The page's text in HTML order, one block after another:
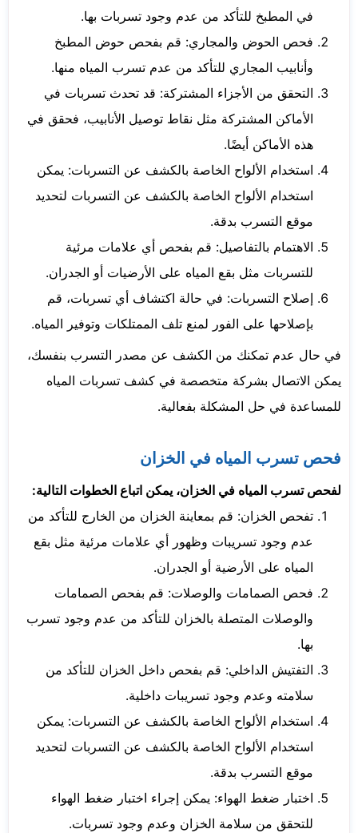
في المطبخ للتأكد من عدم وجود تسربات بها.
فحص الحوض والمجاري: قم بفحص حوض المطبخ
وأنابيب المجاري للتأكد من عدم تسرب المياه منها.
التحقق من الأجزاء المشتركة: قد تحدث تسربات في
الأماكن المشتركة مثل نقاط توصيل الأنابيب، فحقق في
هذه الأماكن أيضًا.
استخدام الألواح الخاصة بالكشف عن التسربات: يمكن
استخدام الألواح الخاصة بالكشف عن التسربات لتحديد
موقع التسرب بدقة.
الاهتمام بالتفاصيل: قم بفحص أي علامات مرئية
للتسربات مثل بقع المياه على الأرضيات أو الجدران.
إصلاح التسربات: في حالة اكتشاف أي تسربات، قم
بإصلاحها على الفور لمنع تلف الممتلكات وتوفير المياه.
في حال عدم تمكنك من الكشف عن مصدر التسرب بنفسك،
يمكن الاتصال بشركة متخصصة في كشف تسربات المياه
للمساعدة في حل المشكلة بفعالية.
فحص تسرب المياه في الخزان
لفحص تسرب المياه في الخزان، يمكن اتباع الخطوات التالية:
تفحص الخزان: قم بمعاينة الخزان من الخارج للتأكد من
عدم وجود تسريبات وظهور أي علامات مرئية مثل بقع
المياه على الأرضية أو الجدران.
فحص الصمامات والوصلات: قم بفحص الصمامات
والوصلات المتصلة بالخزان للتأكد من عدم وجود تسرب
بها.
التفتيش الداخلي: قم بفحص داخل الخزان للتأكد من
سلامته وعدم وجود تسريبات داخلية.
استخدام الألواح الخاصة بالكشف عن التسربات: يمكن
استخدام الألواح الخاصة بالكشف عن التسربات لتحديد
موقع التسرب بدقة.
اختبار ضغط الهواء: يمكن إجراء اختبار ضغط الهواء
للتحقق من سلامة الخزان وعدم وجود تسربات.